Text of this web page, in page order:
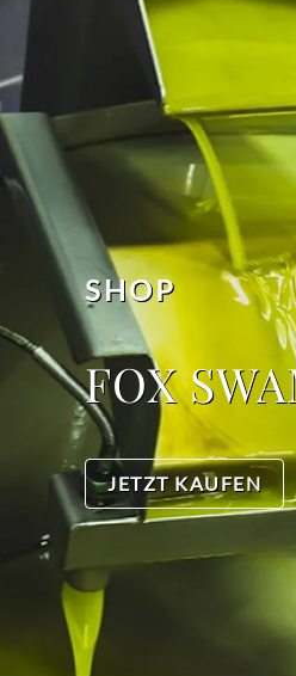
SHOP
FOX
JETZT KAUFEN